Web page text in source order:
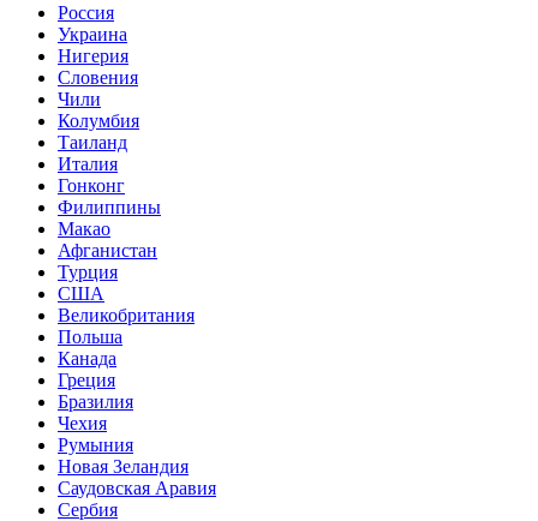
Россия
Украина
Нигерия
Словения
Чили
Колумбия
Таиланд
Италия
Гонконг
Филиппины
Макао
Афганистан
Турция
США
Великобритания
Польша
Канада
Греция
Бразилия
Чехия
Румыния
Новая Зеландия
Саудовская Аравия
Сербия